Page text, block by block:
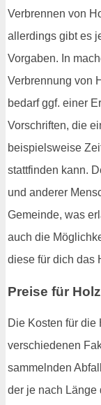
Verbrennen von
allerdings gibt es
Vorgaben. In
Verbrennung von
bedarf ggf. einer
Vorschriften, die
beispielsweise
stattfinden kann.
und anderer
Gemeinde, was
auch die
diese für dich das
Preise für
Die Kosten für die
verschiedenen
sammelnden
der je nach Länge